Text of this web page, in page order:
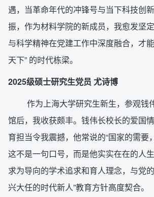
遇，当革命年代的冲锋号与当下科技创
振，作为材料学院的新成员，我愈发坚
与科学精神在党建工作中深度融合，才
天下” 的时代栋梁。
2025级硕士研究生党员 尤诗博
作为上海大学研究生新生，参观钱
馆后，我收获颇丰。钱伟长校长的爱国
育担当令我震撼，他常说的“国家的需要
这不是一句口号，而是他实实在在的人
求为导向的学术追求和育人理念，与党
兴大任的时代新人”教育方针高度契合。